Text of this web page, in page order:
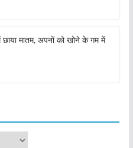
छाया मातम, अपनों को खोने के गम में